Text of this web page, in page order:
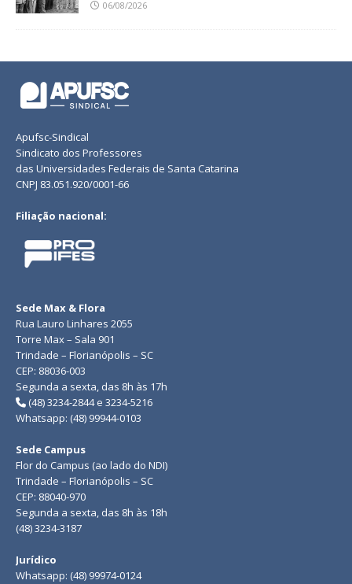
06/08/2026
Apufsc-Sindical
Sindicato dos Professores
das Universidades Federais de Santa Catarina
CNPJ 83.051.920/0001-66
Filiação nacional:
Sede Max & Flora
Rua Lauro Linhares 2055
Torre Max – Sala 901
Trindade – Florianópolis – SC
CEP: 88036-003
Segunda a sexta, das 8h às 17h
(48) 3234-2844 e 3234-5216
Whatsapp: (48) 99944-0103
Sede Campus
Flor do Campus (ao lado do NDI)
Trindade – Florianópolis – SC
CEP: 88040-970
Segunda a sexta, das 8h às 18h
(48) 3234-3187
Jurídico
Whatsapp: (48) 99974-0124